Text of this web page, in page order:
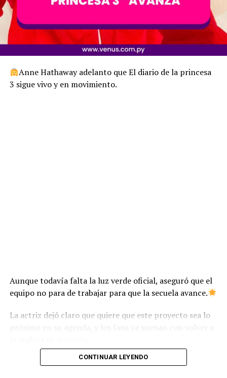
Anne Hathaway adelanto que El diario de la princesa
3 sigue vivo y en movimiento.
Aunque todavía falta la luz verde oficial, aseguró que el
equipo no para de trabajar para que la secuela avance.
La actriz dejó claro que quiere que este proyecto sea lo
CONTINUAR LEYENDO